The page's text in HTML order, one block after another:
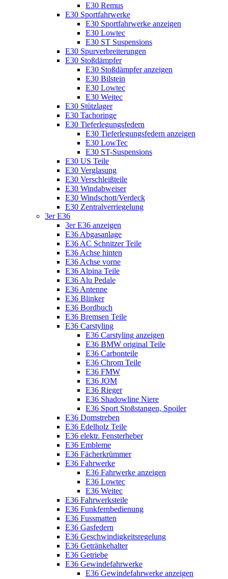
E30 Remus
E30 Sportfahrwerke
E30 Sportfahrwerke anzeigen
E30 Lowtec
E30 ST Suspensions
E30 Spurverbreiterungen
E30 Stoßdämpfer
E30 Stoßdämpfer anzeigen
E30 Bilstein
E30 Lowtec
E30 Weitec
E30 Stützlager
E30 Tachoringe
E30 Tieferlegungsfedern
E30 Tieferlegungsfedern anzeigen
E30 LowTec
E30 ST-Suspensions
E30 US Teile
E30 Verglasung
E30 Verschleißteile
E30 Windabweiser
E30 Windschott/Verdeck
E30 Zentralverriegelung
3er E36
3er E36 anzeigen
E36 Abgasanlage
E36 AC Schnitzer Teile
E36 Achse hinten
E36 Achse vorne
E36 Alpina Teile
E36 Alu Pedale
E36 Antenne
E36 Blinker
E36 Bordbuch
E36 Bremsen Teile
E36 Carstyling
E36 Carstyling anzeigen
E36 BMW original Teile
E36 Carbonteile
E36 Chrom Teile
E36 FMW
E36 JOM
E36 Rieger
E36 Shadowline Niere
E36 Sport Stoßstangen, Spoiler
E36 Domstreben
E36 Edelholz Teile
E36 elektr. Fensterheber
E36 Embleme
E36 Fächerkrümmer
E36 Fahrwerke
E36 Fahrwerke anzeigen
E36 Lowtec
E36 Weitec
E36 Fahrwerksteile
E36 Funkfernbedienung
E36 Fussmatten
E36 Gasfedern
E36 Geschwindigkeitsregelung
E36 Getränkehalter
E36 Getriebe
E36 Gewindefahrwerke
E36 Gewindefahrwerke anzeigen